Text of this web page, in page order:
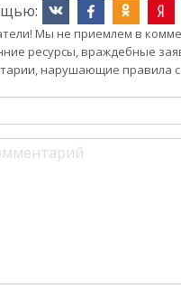
Мы не приемлем в
ресурсы, враждебные
нарушающие правила